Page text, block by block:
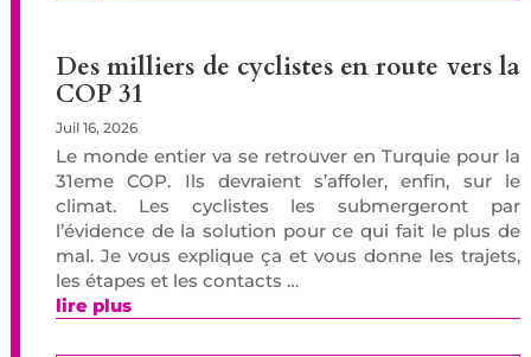
Des milliers de cyclistes en route vers la
COP 31
Juil 16, 2026
Le monde entier va se retrouver en Turquie pour la
31eme COP. Ils devraient s’affoler, enfin, sur le
climat. Les cyclistes les submergeront par
l’évidence de la solution pour ce qui fait le plus de
mal. Je vous explique ça et vous donne les trajets,
les étapes et les contacts …
lire plus